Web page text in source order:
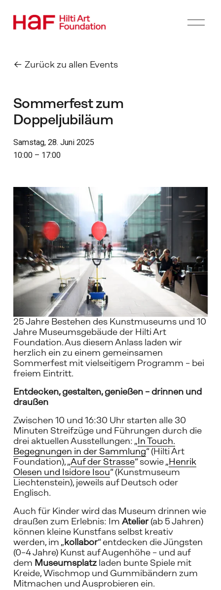
M
Zurück zu allen Events
Sommerfest zum
Doppeljubiläum
Samstag, 28. Juni 2025
10:00
17:00
25 Jahre Bestehen des Kunstmuseums und 10
Jahre Museumsgebäude der Hilti Art
Foundation. Aus diesem Anlass laden wir
herzlich ein zu einem gemeinsamen
Sommerfest mit vielseitigem Programm – bei
freiem Eintritt.
Entdecken, gestalten, genießen – drinnen und
draußen
Zwischen 10 und 16:30 Uhr starten alle 30
Minuten Streifzüge und Führungen durch die
drei aktuellen Ausstellungen: „In Touch.
Begegnungen in der Sammlung“ (Hilti Art
Foundation), „Auf der Strasse“ sowie „Henrik
Olesen und Isidore Isou“ (Kunstmuseum
Liechtenstein), jeweils auf Deutsch oder
Englisch.
Auch für Kinder wird das Museum drinnen wie
draußen zum Erlebnis: Im Atelier (ab 5 Jahren)
können kleine Kunstfans selbst kreativ
werden, im „kollabor“ entdecken die Jüngsten
(0–4 Jahre) Kunst auf Augenhöhe – und auf
dem Museumsplatz laden bunte Spiele mit
Kreide, Wischmop und Gummibändern zum
Mitmachen und Ausprobieren ein.